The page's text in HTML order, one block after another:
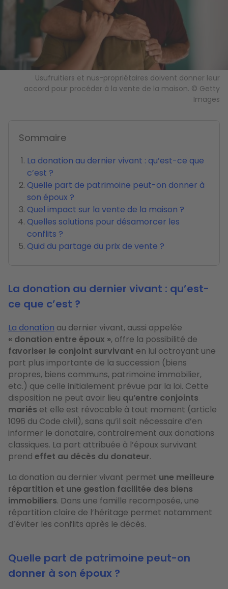
Usufruitiers et nus-propriétaires doivent donner leur
accord pour procéder à la vente de la maison. © Getty
Images
Sommaire
La donation au dernier vivant : qu’est-ce que
c’est ?
Quelle part de patrimoine peut-on donner à
son époux ?
Quel impact sur la vente de la maison ?
Quelles solutions pour désamorcer les
conflits ?
Quid du partage du prix de vente ?
La donation au dernier vivant : qu’est-
ce que c’est ?
La donation au dernier vivant, aussi appelée
« donation entre époux », offre la possibilité de
favoriser le conjoint survivant en lui octroyant une
part plus importante de la succession (biens
propres, biens communs, patrimoine immobilier,
etc.) que celle initialement prévue par la loi. Cette
disposition ne peut avoir lieu qu’entre conjoints
mariés et elle est révocable à tout moment (article
1096 du Code civil), sans qu’il soit nécessaire d’en
informer le donataire, contrairement aux donations
classiques. La part attribuée à l’époux survivant
prend effet au décès du donateur.
La donation au dernier vivant permet une meilleure
répartition et une gestion facilitée des biens
immobiliers. Dans une famille recomposée, une
répartition claire de l’héritage permet notamment
d’éviter les conflits après le décès.
Quelle part de patrimoine peut-on
donner à son époux ?